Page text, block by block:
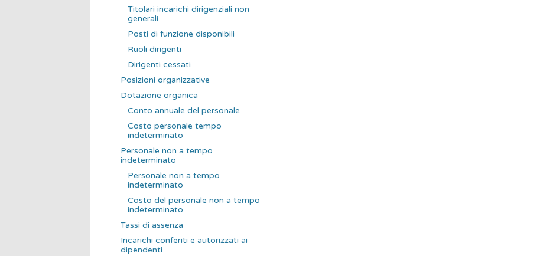
Titolari incarichi dirigenziali non
generali
Posti di funzione disponibili
Ruoli dirigenti
Dirigenti cessati
Posizioni organizzative
Dotazione organica
Conto annuale del personale
Costo personale tempo
indeterminato
Personale non a tempo
indeterminato
Personale non a tempo
indeterminato
Costo del personale non a tempo
indeterminato
Tassi di assenza
Incarichi conferiti e autorizzati ai
dipendenti